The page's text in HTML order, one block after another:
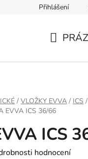
Přihlášení
/ VLOŽKY EVVA / ICS /
EVVA ICS 36/66
ICS
hodnocení